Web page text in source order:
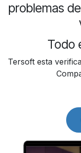
problemas
Todo
Tersoft esta